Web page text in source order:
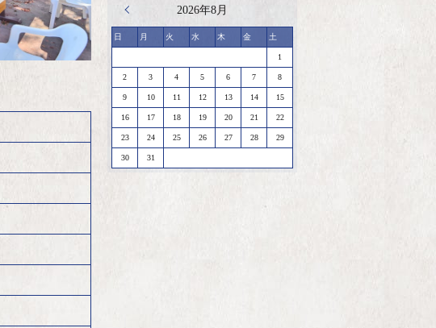
2026年8月
日 月 火 水 木 金 土
1
2 3 4 5 6 7 8
9 10 11 12 13 14 15
16 17 18 19 20 21 22
23 24 25 26 27 28 29
30 31